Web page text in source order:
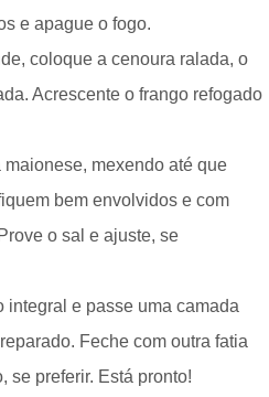
e apague o fogo.
coloque a cenoura ralada, o
Acrescente o frango refogado
mexendo até que
bem envolvidos e com
o sal e ajuste, se
integral e passe uma camada
Feche com outra fatia
se preferir. Está pronto!